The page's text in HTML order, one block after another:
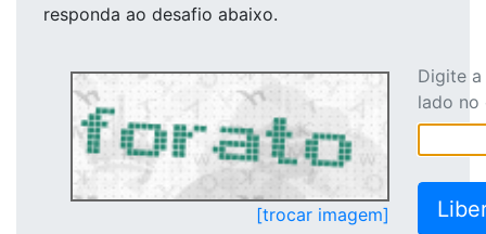
responda ao desafio abaixo.
[trocar imagem]
Digite
lado no